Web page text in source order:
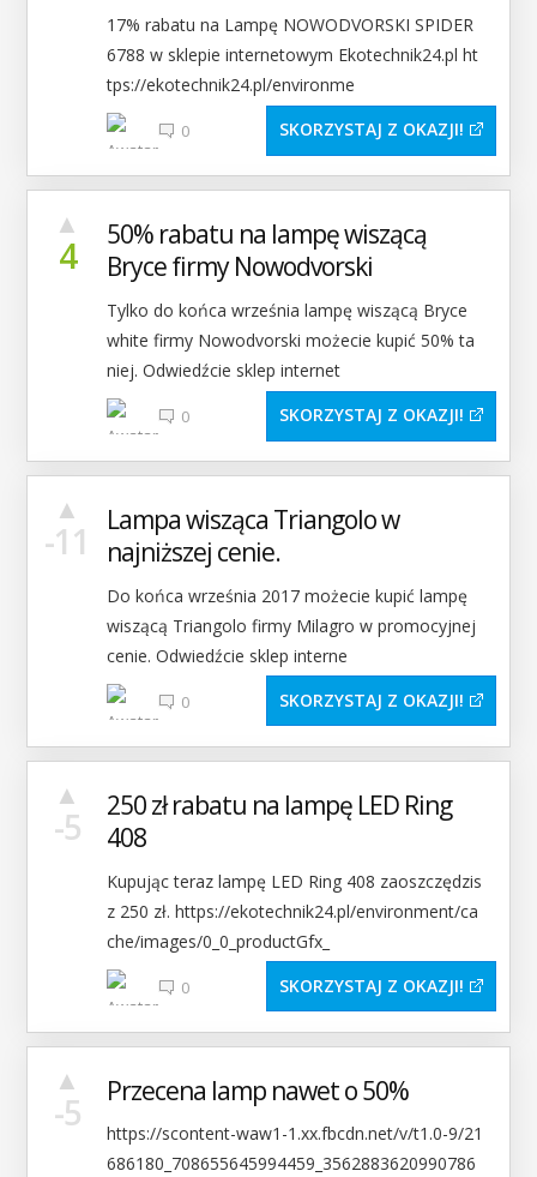
17% rabatu na Lampę NOWODVORSKI SPIDER
6788 w sklepie internetowym Ekotechnik24.pl ht
tps://ekotechnik24.pl/environme
0 SKORZYSTAJ Z OKAZJI
4
▲
50% rabatu na lampę wiszącą
Bryce firmy Nowodvorski
Tylko do końca września lampę wiszącą Bryce
white firmy Nowodvorski możecie kupić 50% ta
niej. Odwiedźcie sklep internet
0 SKORZYSTAJ Z OKAZJI
-11
▲
Lampa wisząca Triangolo w
najniższej cenie.
Do końca września 2017 możecie kupić lampę
wiszącą Triangolo firmy Milagro w promocyjnej
cenie. Odwiedźcie sklep interne
0 SKORZYSTAJ Z OKAZJI
-5
▲
250 zł rabatu na lampę LED Ring
408
Kupując teraz lampę LED Ring 408 zaoszczędzis
z 250 zł. https://ekotechnik24.pl/environment/ca
che/images/0_0_productGfx_
0 SKORZYSTAJ Z OKAZJI
-5
▲ Przecena lamp nawet o 50%
https://scontent-waw1-1.xx.fbcdn.net/v/t1.0-9/21
686180_708655645994459_3562883620990786